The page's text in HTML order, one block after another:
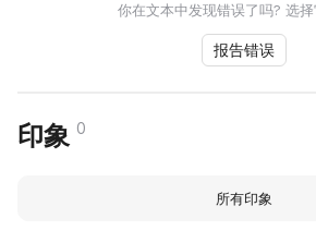
你在文本中发现错误了吗? 选
报告错误
印象 0
所有印象